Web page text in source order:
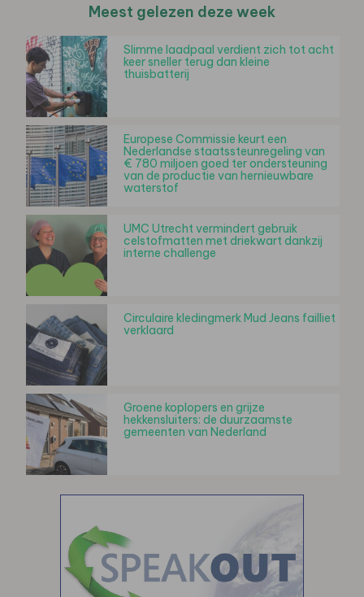
Meest gelezen deze week
Slimme laadpaal verdient zich tot acht
keer sneller terug dan kleine
thuisbatterij
Europese Commissie keurt een
Nederlandse staatssteunregeling van
€ 780 miljoen goed ter ondersteuning
van de productie van hernieuwbare
waterstof
UMC Utrecht vermindert gebruik
celstofmatten met driekwart dankzij
interne challenge
Circulaire kledingmerk Mud Jeans failliet
verklaard
Groene koplopers en grijze
hekkensluiters: de duurzaamste
gemeenten van Nederland